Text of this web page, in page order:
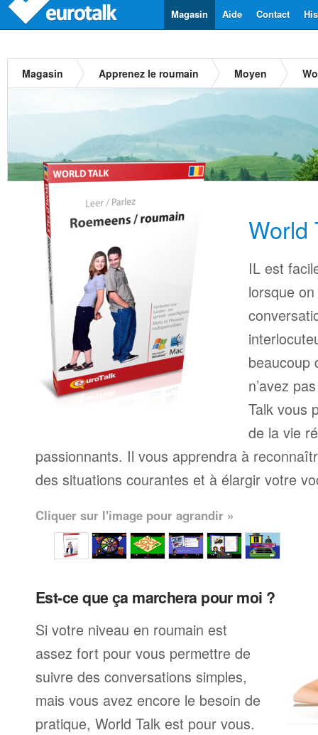
Contact
Aide
Magasin
Magasin Apprenez le roumain Moyen
World
IL est
lorsque
beaucoup
n’avez
Talk vous
de la vie
passionnants. Il vous apprendra à
des situations courantes et à élargir votre
Cliquer sur l'image pour agrandir »
Est-ce que ça marchera pour moi ?
Si votre niveau en roumain est
assez fort pour vous permettre de
suivre des conversations simples,
mais vous avez encore le besoin de
pratique, World Talk est pour vous.